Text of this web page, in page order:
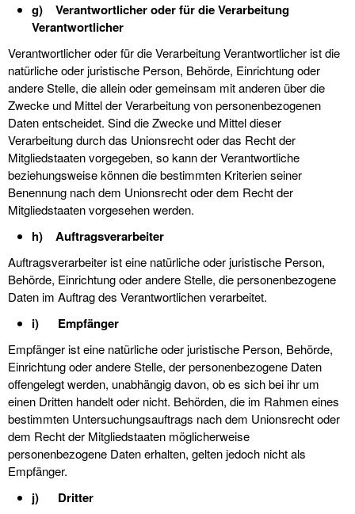
g) Verantwortlicher oder für die Verarbeitung
Verantwortlicher
Verantwortlicher oder für die Verarbeitung Verantwortlicher ist die
natürliche oder juristische Person, Behörde, Einrichtung oder
andere Stelle, die allein oder gemeinsam mit anderen über die
Zwecke und Mittel der Verarbeitung von personenbezogenen
Daten entscheidet. Sind die Zwecke und Mittel dieser
Verarbeitung durch das Unionsrecht oder das Recht der
Mitgliedstaaten vorgegeben, so kann der Verantwortliche
beziehungsweise können die bestimmten Kriterien seiner
Benennung nach dem Unionsrecht oder dem Recht der
Mitgliedstaaten vorgesehen werden.
h) Auftragsverarbeiter
Auftragsverarbeiter ist eine natürliche oder juristische Person,
Behörde, Einrichtung oder andere Stelle, die personenbezogene
Daten im Auftrag des Verantwortlichen verarbeitet.
i) Empfänger
Empfänger ist eine natürliche oder juristische Person, Behörde,
Einrichtung oder andere Stelle, der personenbezogene Daten
offengelegt werden, unabhängig davon, ob es sich bei ihr um
einen Dritten handelt oder nicht. Behörden, die im Rahmen eines
bestimmten Untersuchungsauftrags nach dem Unionsrecht oder
dem Recht der Mitgliedstaaten möglicherweise
personenbezogene Daten erhalten, gelten jedoch nicht als
Empfänger.
j) Dritter